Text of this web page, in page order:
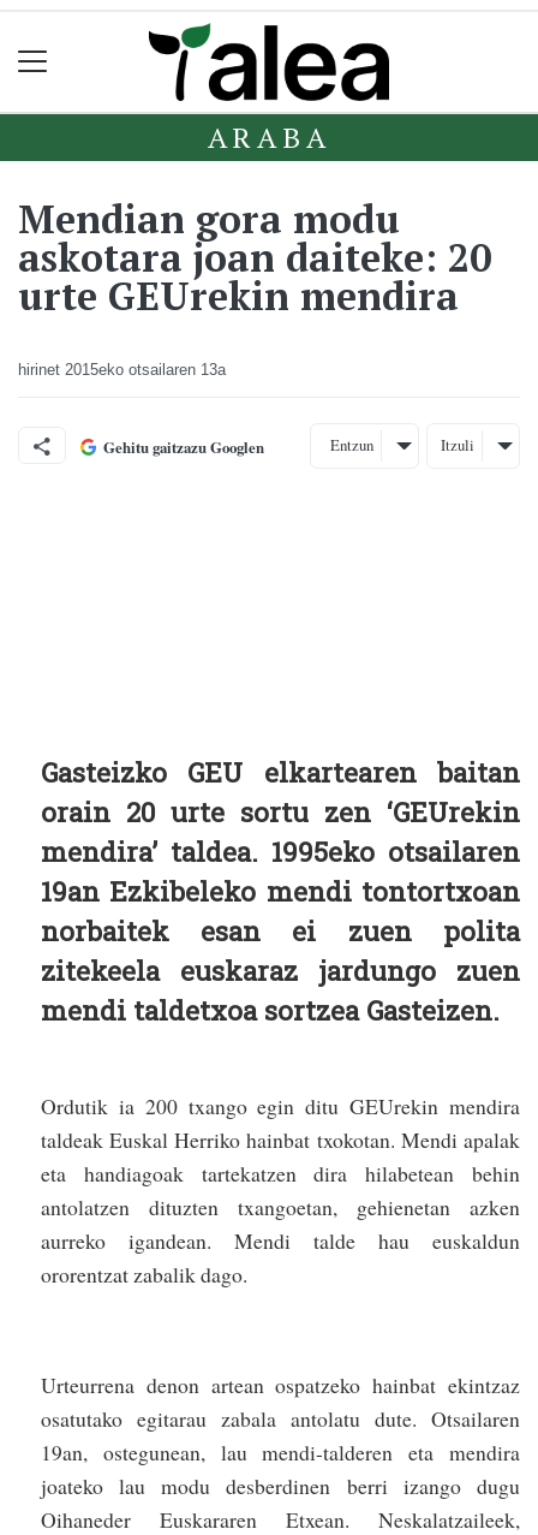
ARABA
Mendian gora modu
askotara joan daiteke: 20
urte GEUrekin mendira
hirinet 2015eko otsailaren 13a
Gehitu gaitzazu Googlen Entzun Itzuli
Gasteizko GEU elkartearen baitan
orain 20 urte sortu zen ‘GEUrekin
mendira’ taldea. 1995eko otsailaren
19an Ezkibeleko mendi tontortxoan
norbaitek esan ei zuen polita
zitekeela euskaraz jardungo zuen
mendi taldetxoa sortzea Gasteizen.
Ordutik ia 200 txango egin ditu GEUrekin mendira
taldeak Euskal Herriko hainbat txokotan. Mendi apalak
eta handiagoak tartekatzen dira hilabetean behin
antolatzen dituzten txangoetan, gehienetan azken
aurreko igandean. Mendi talde hau euskaldun
ororentzat zabalik dago.
Urteurrena denon artean ospatzeko hainbat ekintzaz
osatutako egitarau zabala antolatu dute. Otsailaren
19an, ostegunean, lau mendi-talderen eta mendira
joateko lau modu desberdinen berri izango dugu
Oihaneder Euskararen Etxean. Neskalatzaileek,